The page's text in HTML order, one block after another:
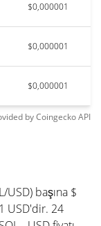
$0,000001
$0,000001
$0,000001
byCoingeckoAPI
USD) başına $
USD'dir. 24